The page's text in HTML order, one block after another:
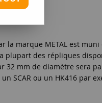
la marque METAL est
plupart des répliques
32 mm de diamètre sera
SCAR ou un HK416 par